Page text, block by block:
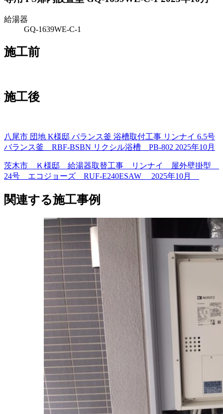
給湯器
GQ-1639WE-C-1
施工前
施工後
八尾市 団地 K様邸 バランス釜 浴槽取付工事 リンナイ 6.5号
バランス釜 RBF-BSBN リクシル浴槽 PB-802 2025年10月
茨木市 Ｋ様邸 給湯器取替工事 リンナイ 屋外壁掛型
24号 エコジョーズ RUF-E240ESAW 2025年10月
関連する施工事例